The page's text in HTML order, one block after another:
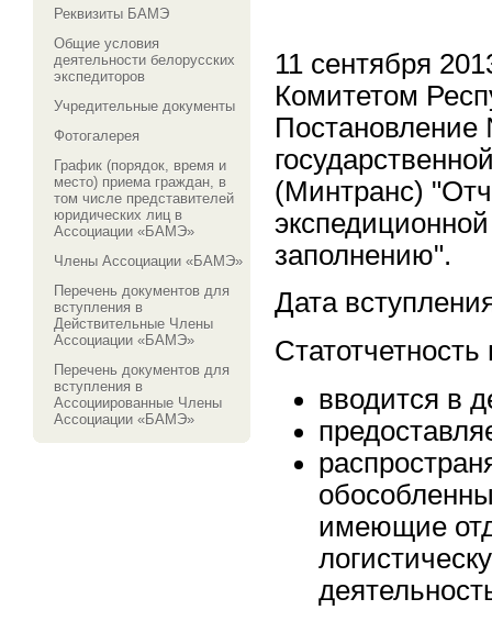
Реквизиты БАМЭ
Общие условия
деятельности белорусских
экспедиторов
Учредительные документы
Фотогалерея
График (порядок, время и
место) приема граждан, в
том числе представителей
юридических лиц в
Ассоциации «БАМЭ»
Члены Ассоциации «БАМЭ»
Перечень документов для
вступления в
Действительные Члены
Ассоциации «БАМЭ»
Перечень документов для
вступления в
Ассоциированные Члены
Ассоциации «БАМЭ»
11 сентября
Комитетом
(Минтранс)
заполнению".
Дата
вводится в
имеющие